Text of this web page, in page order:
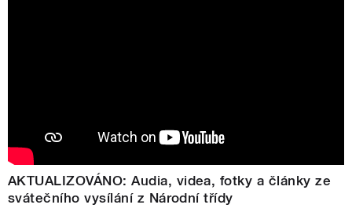
AKTUALIZOVÁNO: Audia, videa, fotky a články ze
svátečního vysílání z Národní třídy